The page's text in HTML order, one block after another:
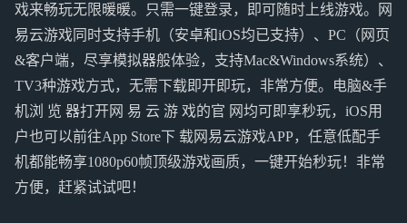
戏来畅玩无限暖暖。只需一键登录，即可随时上线游戏。网
易云游戏同时支持手机（安卓和iOS均已支持）、PC（网页
&客户端，尽享模拟器般体验，支持Mac&Windows系统）、
TV3种游戏方式，无需下载即开即玩，非常方便。电脑&手
机浏 览 器打开网 易 云 游 戏的官 网均可即享秒玩，iOS用
户也可以前往App Store下 载网易云游戏APP，任意低配手
机都能畅享1080p60帧顶级游戏画质，一键开始秒玩！非常
方便，赶紧试试吧！